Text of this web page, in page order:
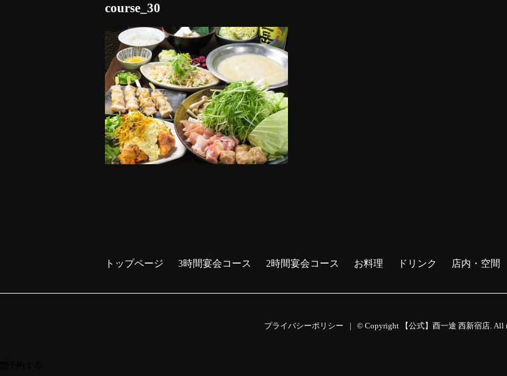
course_30
トップページ 3時間宴会コース 2時間宴会コース お料理 ドリンク 店内・空間
プライバシーポリシー © Copyright 【公式】酉一途 西新宿店. All